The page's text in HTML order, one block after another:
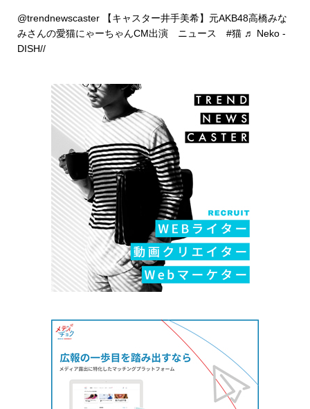
@trendnewscaster【キャスター井手美希】元AKB48高橋みな
みさんの愛猫にゃーちゃんCM出演 ニュース #猫 ♬ Neko -
DISH//